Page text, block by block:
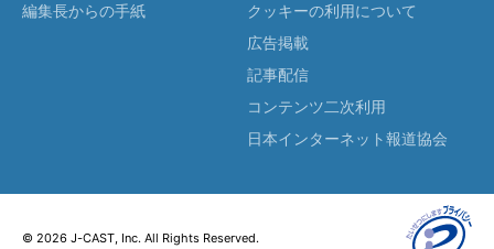
編集長からの手紙
クッキーの利用について
広告掲載
記事配信
コンテンツ二次利用
日本インターネット報道協会
© 2026 J-CAST, Inc. All Rights Reserved.